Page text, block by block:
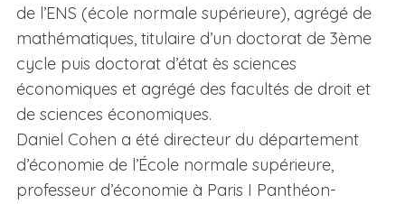
de l’ENS (école normale supérieure), agrégé de
mathématiques, titulaire d’un doctorat de 3ème
cycle puis doctorat d’état ès sciences
économiques et agrégé des facultés de droit et
de sciences économiques.
Daniel Cohen a été directeur du département
d’économie de l’École normale supérieure,
professeur d’économie à Paris I Panthéon-